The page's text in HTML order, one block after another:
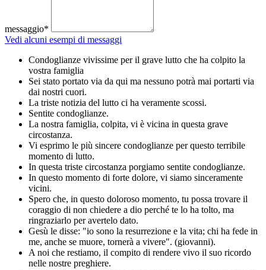
messaggio*
Vedi alcuni esempi di messaggi
Condoglianze vivissime per il grave lutto che ha colpito la
vostra famiglia
Sei stato portato via da qui ma nessuno potrà mai portarti via
dai nostri cuori.
La triste notizia del lutto ci ha veramente scossi.
Sentite condoglianze.
La nostra famiglia, colpita, vi è vicina in questa grave
circostanza.
Vi esprimo le più sincere condoglianze per questo terribile
momento di lutto.
In questa triste circostanza porgiamo sentite condoglianze.
In questo momento di forte dolore, vi siamo sinceramente
vicini.
Spero che, in questo doloroso momento, tu possa trovare il
coraggio di non chiedere a dio perché te lo ha tolto, ma
ringraziarlo per avertelo dato.
Gesù le disse: "io sono la resurrezione e la vita; chi ha fede in
me, anche se muore, tornerà a vivere". (giovanni).
A noi che restiamo, il compito di rendere vivo il suo ricordo
nelle nostre preghiere.